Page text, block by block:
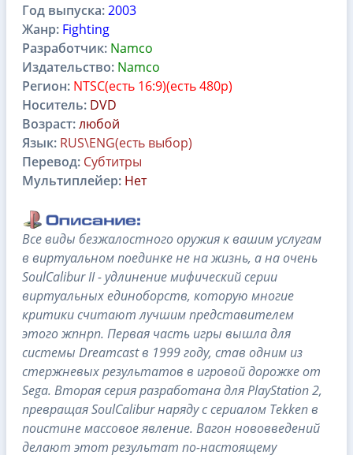
Год выпуска:2003
Жанр: Fighting
Разработчик: Namco
Издательство: Namco
Регион: NTSC(есть 16:9)(есть 480p)
Носитель: DVD
Возраст:любой
Язык: RUS\ENG(есть выбор)
Перевод: Субтитры
Мультиплейер: Нет
Все виды безжалостного оружия к вашим услугам
в виртуальном поединке не на жизнь, а на очень
SoulCalibur II - удлинение мифический серии
виртуальных единоборств, которую многие
критики считают лучшим представителем
этого жпнрп. Первая часть игры вышла для
системы Dreamcast в 1999 году, став одним из
стержневых результатов в игровой дорожке от
Sega. Вторая серия разработана для PlayStation 2,
превращая SoulCalibur наряду с сериалом Tekken в
поистине массовое явление. Вагон нововведений
делают этот результат по-настоящему